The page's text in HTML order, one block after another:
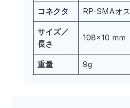
コネクタ RP-SMAオス
サイズ／
長さ
108×10 mm
重量 9g